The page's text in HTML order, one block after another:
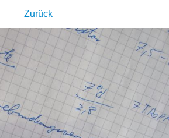
Zurück